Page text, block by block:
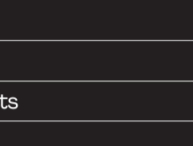
dit foretrukne medie